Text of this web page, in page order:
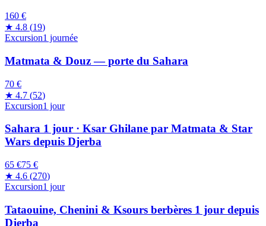
160 €
★ 4.8 (19)
Excursion1 journée
Matmata & Douz — porte du Sahara
70 €
★ 4.7 (52)
Excursion1 jour
Sahara 1 jour · Ksar Ghilane par Matmata & Star
Wars depuis Djerba
65 €75 €
★ 4.6 (270)
Excursion1 jour
Tataouine, Chenini & Ksours berbères 1 jour depuis
Djerba